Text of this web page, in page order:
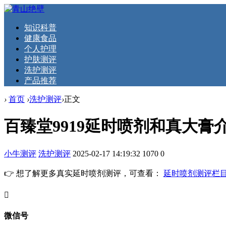
知识科普
健康食品
个人护理
护肤测评
洗护测评
产品推荐
› 首页 ›洗护测评›正文
百臻堂9919延时喷剂和真大膏
小牛测评 洗护测评 2025-02-17 14:19:32 1070 0
👉 想了解更多真实延时喷剂测评，可查看： 延时喷剂测评栏
󦘖
微信号